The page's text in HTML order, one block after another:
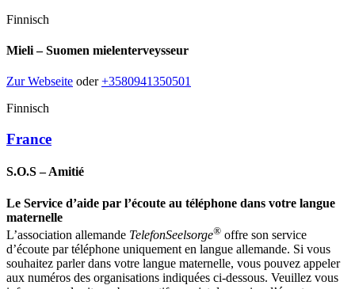
Finnisch
Mieli – Suomen mielenterveysseur
Zur Webseite oder +3580941350501
Finnisch
France
S.O.S – Amitié
Le Service d’aide par l’écoute au téléphone dans votre langue
maternelle
L’association allemande TelefonSeelsorge® offre son service
d’écoute par téléphone uniquement en langue allemande. Si vous
souhaitez parler dans votre langue maternelle, vous pouvez appeler
aux numéros des organisations indiquées ci-dessous. Veuillez vous